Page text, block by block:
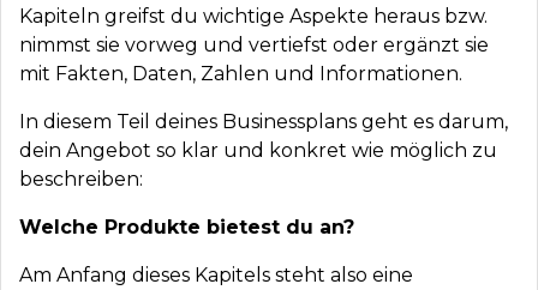
Kapiteln greifst du wichtige Aspekte heraus bzw.
nimmst sie vorweg und vertiefst oder ergänzt sie
mit Fakten, Daten, Zahlen und Informationen.
In diesem Teil deines Businessplans geht es darum,
dein Angebot so klar und konkret wie möglich zu
beschreiben:
Welche Produkte bietest du an?
Am Anfang dieses Kapitels steht also eine